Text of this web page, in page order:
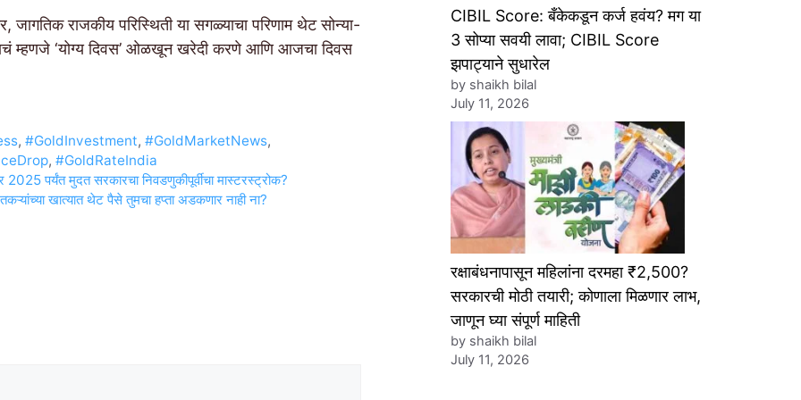
जागतिक राजकीय परिस्थिती या सगळ्याचा परिणाम थेट सोन्या-
म्हणजे ‘योग्य दिवस’ ओळखून खरेदी करणे आणि आजचा दिवस
,#GoldInvestment,#GoldMarketNews,
, #GoldRateIndia
2025 पर्यंत मुदत सरकारचा निवडणुकीपूर्वीचा मास्टरस्ट्रोक?
खात्यात थेट पैसे तुमचा हप्ता अडकणार नाही ना?
CIBIL Score: बँकेकडून कर्ज हवंय? मग या
3 सोप्या सवयी लावा; CIBIL Score
झपाट्याने सुधारेल
by shaikh bilal
July 11, 2026
रक्षाबंधनापासून महिलांना दरमहा ₹2,500?
सरकारची मोठी तयारी; कोणाला मिळणार लाभ,
जाणून घ्या संपूर्ण माहिती
by shaikh bilal
July 11, 2026